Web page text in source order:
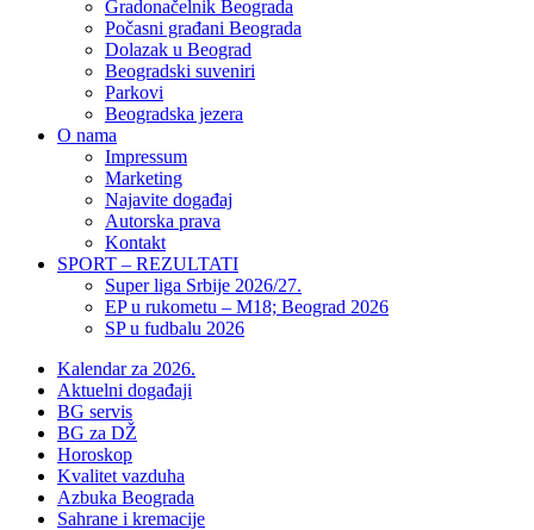
Gradonačelnik Beograda
Počasni građani Beograda
Dolazak u Beograd
Beogradski suveniri
Parkovi
Beogradska jezera
O nama
Impressum
Marketing
Najavite događaj
Autorska prava
Kontakt
SPORT – REZULTATI
Super liga Srbije 2026/27.
EP u rukometu – M18; Beograd 2026
SP u fudbalu 2026
Kalendar za 2026.
Aktuelni događaji
BG servis
BG za DŽ
Horoskop
Kvalitet vazduha
Azbuka Beograda
Sahrane i kremacije